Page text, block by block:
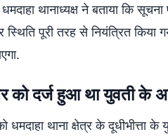
थानाध्यक्ष ने बताया कि
पूरी तरह से नियंत्रित किया
को दर्ज हुआ था युवती के
धमदाहा थाना क्षेत्र के दूधीभीत्ता